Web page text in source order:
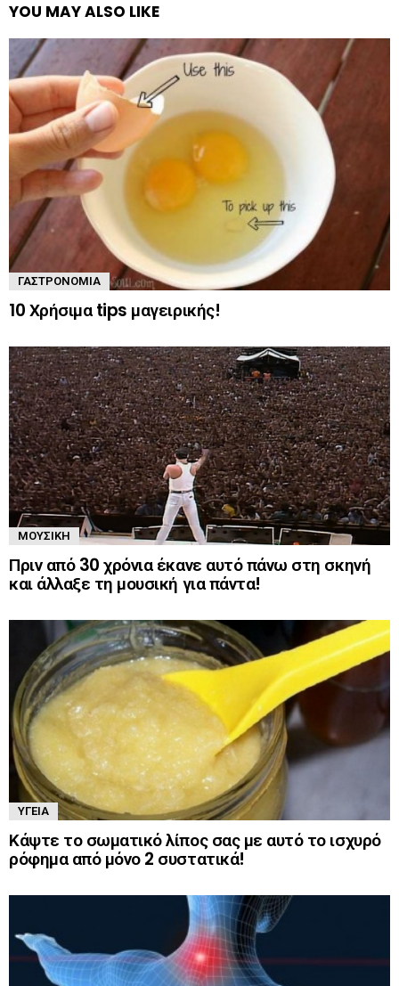
YOU MAY ALSO LIKE
ΓΑΣΤΡΟΝΟΜΊΑ
10 Χρήσιμα tips μαγειρικής!
ΜΟΥΣΙΚΉ
Πριν από 30 χρόνια έκανε αυτό πάνω στη σκηνή
και άλλαξε τη μουσική για πάντα!
ΥΓΕΊΑ
Κάψτε το σωματικό λίπος σας με αυτό το ισχυρό
ρόφημα από μόνο 2 συστατικά!